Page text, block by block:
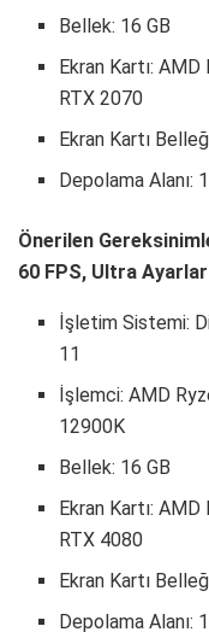
Bellek: 16 GB
Ekran Kartı:
RTX 2070
Ekran Kartı
Depolama Alanı:
Önerilen
60 FPS, Ultra Ayarlar
İşletim Sistemi:
11
İşlemci: AMD
12900K
Bellek: 16 GB
Ekran Kartı:
RTX 4080
Ekran Kartı
Depolama Alanı: